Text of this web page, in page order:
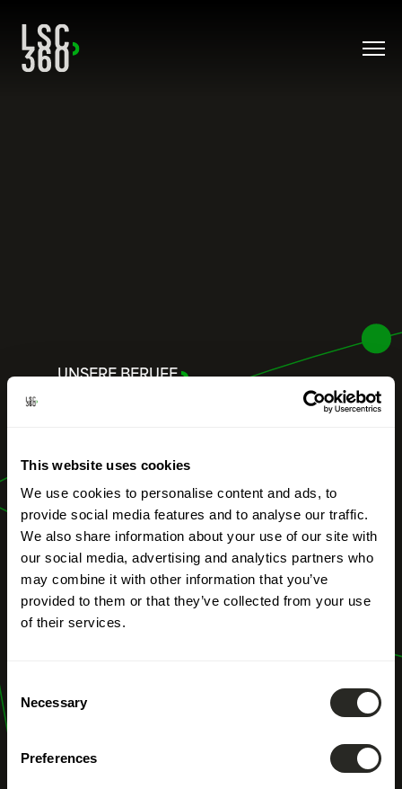
This website uses cookies
We use cookies to personalise content and ads, to
provide social media features and to analyse our traffic.
We also share information about your use of our site with
our social media, advertising and analytics partners who
may combine it with other information that you’ve
provided to them or that they’ve collected from your use
of their services.
Selection
Necessary
Preferences
UNSERE BERUFE
Bebauungsplan «
Bestehendes
Viertel »